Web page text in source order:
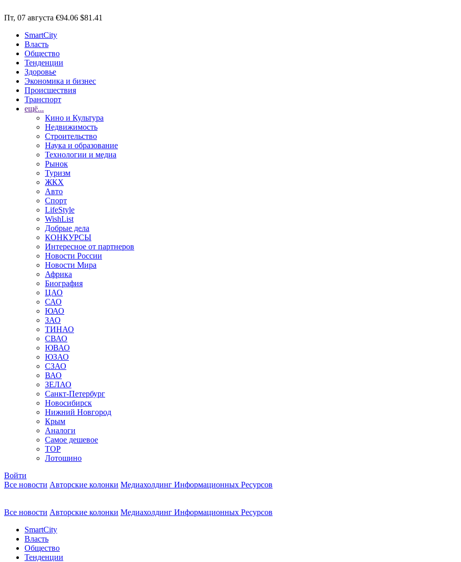
Пт, 07 августа €94.06 $81.41
SmartCity
Власть
Общество
Тенденции
Здоровье
Экономика и бизнес
Происшествия
Транспорт
ещё...
Кино и Культура
Недвижимость
Строительство
Наука и образование
Технологии и медиа
Рынок
Туризм
ЖКХ
Авто
Спорт
LifeStyle
WishList
Добрые дела
КОНКУРСЫ
Интересное от партнеров
Новости России
Новости Мира
Африка
Биография
ЦАО
САО
ЮАО
ЗАО
ТИНАО
СВАО
ЮВАО
ЮЗАО
СЗАО
ВАО
ЗЕЛАО
Санкт-Петербург
Новосибирск
Нижний Новгород
Крым
Аналоги
Самое дешевое
TOP
Лотошино
Войти
Все новости Авторские колонки Медиахолдинг Информационных Ресурсов
Все новости Авторские колонки Медиахолдинг Информационных Ресурсов
SmartCity
Власть
Общество
Тенденции